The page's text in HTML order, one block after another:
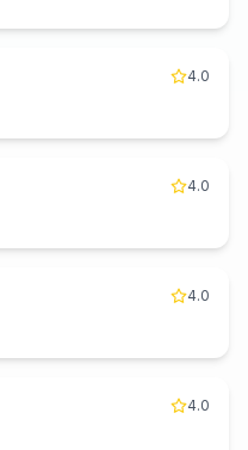
4.0
4.0
4.0
4.0